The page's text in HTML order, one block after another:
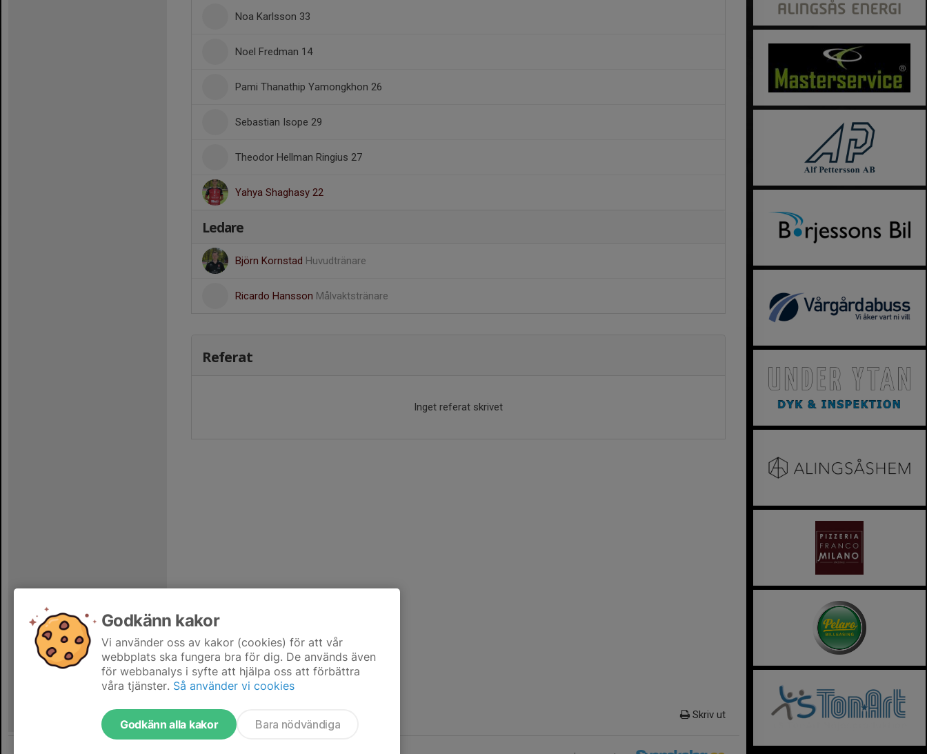
Noa Karlsson 33
Noel Fredman 14
Pami Thanathip Yamongkhon 26
Sebastian Isope 29
Theodor Hellman Ringius 27
Yahya Shaghasy 22
Ledare
Björn Kornstad Huvudtränare
Ricardo Hansson Målvaktstränare
Referat
Inget referat skrivet
Skriv ut
Godkänn kakor
Vi använder oss av kakor (cookies) för att vår
webbplats ska fungera bra för dig. De används även
för webbanalys i syfte att hjälpa oss att förbättra
våra tjänster. Så använder vi cookies
Godkänn alla kakor Bara nödvändiga